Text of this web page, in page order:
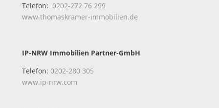
Telefon: 0202-272 76 299
www.thomaskramer-immobilien.de
IP-NRW Immobilien Partner-GmbH
Telefon: 0202-280 305
www.ip-nrw.com